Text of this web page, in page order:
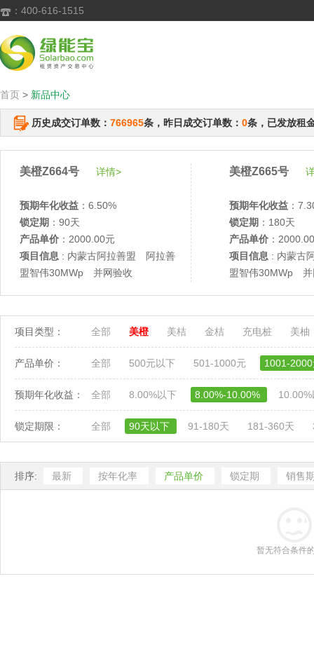
 ：400-616-1515
首页 > 新品中心
历史成交订单数： 766965条，昨日成交订单数： 0条，已发放租
美橙Z664号 详情>
预期年化收益 ：6.50%
锁定期 ：90天
产品单价 ：2000.00元
项目信息 : 内蒙古阿拉善盟 阿拉善
盟智伟30MWp 并网验收
美橙Z665号
预期年化收益 ：
锁定期 ：180天
产品单价 ：
项目信息 : 内蒙古
盟智伟30MWp 并
项目类型： 全部 美橙 美桔 金桔 充电桩 美柚
产品单价： 全部 500元以下 501-1000元 1001-
预期年化收益： 全部 8.00%以下 8.00%-10.00%
锁定期限： 全部 90天以下 91-180天 181-360天
排序: 最新 按年化率 产品单价 锁定期 销售
暂无符合条件